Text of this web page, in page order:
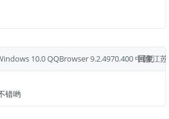
回复
10.0QQBrowser 9.2.4970.400中国 江
错哟